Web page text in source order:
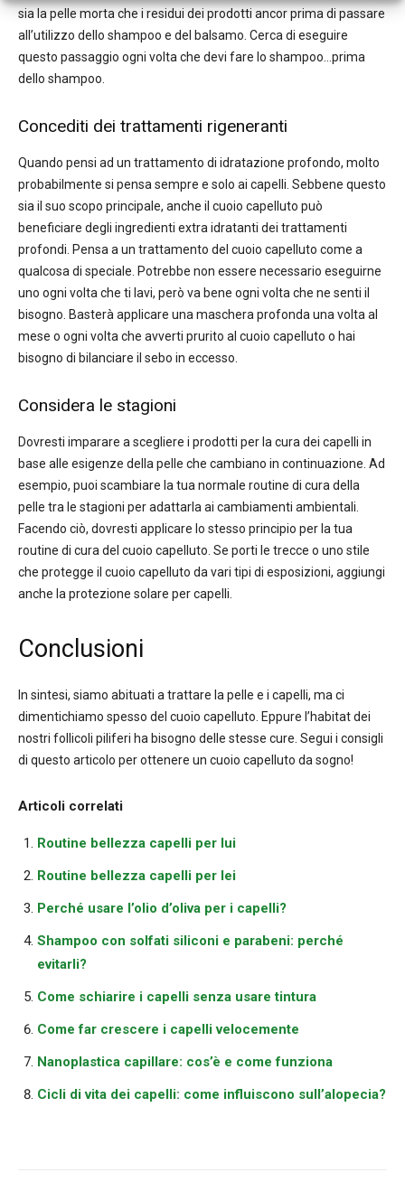
sia la pelle morta che i residui dei prodotti ancor prima di passare
all’utilizzo dello shampoo e del balsamo. Cerca di eseguire
questo passaggio ogni volta che devi fare lo shampoo…prima
dello shampoo.
Concediti dei trattamenti rigeneranti
Quando pensi ad un trattamento di idratazione profondo, molto
probabilmente si pensa sempre e solo ai capelli. Sebbene questo
sia il suo scopo principale, anche il cuoio capelluto può
beneficiare degli ingredienti extra idratanti dei trattamenti
profondi. Pensa a un trattamento del cuoio capelluto come a
qualcosa di speciale. Potrebbe non essere necessario eseguirne
uno ogni volta che ti lavi, però va bene ogni volta che ne senti il
bisogno. Basterà applicare una maschera profonda una volta al
mese o ogni volta che avverti prurito al cuoio capelluto o hai
bisogno di bilanciare il sebo in eccesso.
Considera le stagioni
Dovresti imparare a scegliere i prodotti per la cura dei capelli in
base alle esigenze della pelle che cambiano in continuazione. Ad
esempio, puoi scambiare la tua normale routine di cura della
pelle tra le stagioni per adattarla ai cambiamenti ambientali.
Facendo ciò, dovresti applicare lo stesso principio per la tua
routine di cura del cuoio capelluto. Se porti le trecce o uno stile
che protegge il cuoio capelluto da vari tipi di esposizioni, aggiungi
anche la protezione solare per capelli.
Conclusioni
In sintesi, siamo abituati a trattare la pelle e i capelli, ma ci
dimentichiamo spesso del cuoio capelluto. Eppure l’habitat dei
nostri follicoli piliferi ha bisogno delle stesse cure. Segui i consigli
di questo articolo per ottenere un cuoio capelluto da sogno!
Articoli correlati
Routine bellezza capelli per lui
Routine bellezza capelli per lei
Perché usare l’olio d’oliva per i capelli?
Shampoo con solfati siliconi e parabeni: perché
evitarli?
Come schiarire i capelli senza usare tintura
Come far crescere i capelli velocemente
Nanoplastica capillare: cos’è e come funziona
Cicli di vita dei capelli: come influiscono sull’alopecia?